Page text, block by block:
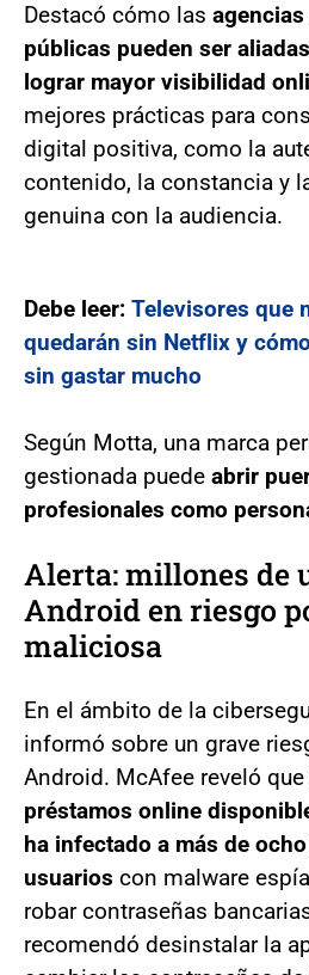
Destacó cómo las
públicas pueden ser
lograr mayor visibilidad
mejores prácticas para
digital positiva, como la
contenido, la constancia y
genuina con la audiencia.
Debe leer: Televisores que
quedarán sin Netflix y
sin gastar mucho
Según Motta, una marca
gestionada puede abrir
profesionales como
Alerta: millones de
Android en riesgo
maliciosa
En el ámbito de la
informó sobre un grave
Android. McAfee reveló que
préstamos online
ha infectado a más de
usuarios con malware
robar contraseñas
recomendó desinstalar la